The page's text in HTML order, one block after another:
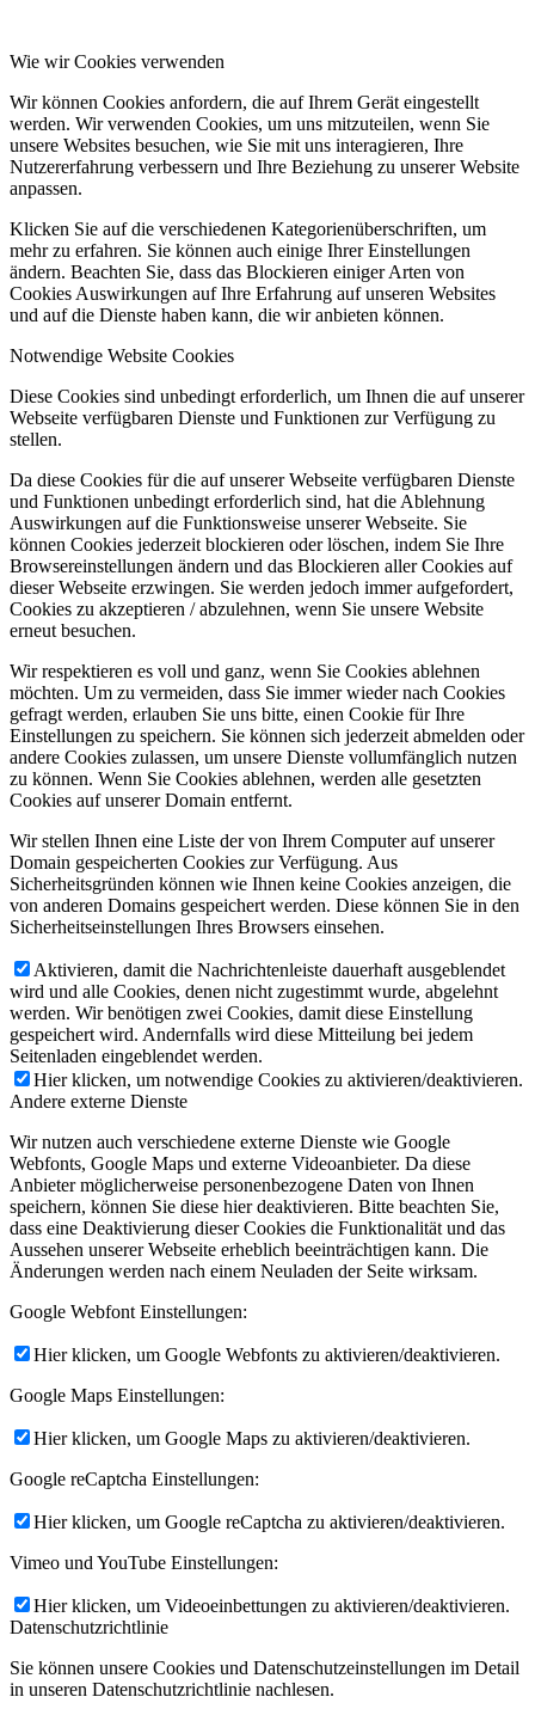
Wie wir Cookies verwenden
Wir können Cookies anfordern, die auf Ihrem Gerät eingestellt
werden. Wir verwenden Cookies, um uns mitzuteilen, wenn Sie
unsere Websites besuchen, wie Sie mit uns interagieren, Ihre
Nutzererfahrung verbessern und Ihre Beziehung zu unserer Website
anpassen.
Klicken Sie auf die verschiedenen Kategorienüberschriften, um
mehr zu erfahren. Sie können auch einige Ihrer Einstellungen
ändern. Beachten Sie, dass das Blockieren einiger Arten von
Cookies Auswirkungen auf Ihre Erfahrung auf unseren Websites
und auf die Dienste haben kann, die wir anbieten können.
Notwendige Website Cookies
Diese Cookies sind unbedingt erforderlich, um Ihnen die auf unserer
Webseite verfügbaren Dienste und Funktionen zur Verfügung zu
stellen.
Da diese Cookies für die auf unserer Webseite verfügbaren Dienste
und Funktionen unbedingt erforderlich sind, hat die Ablehnung
Auswirkungen auf die Funktionsweise unserer Webseite. Sie
können Cookies jederzeit blockieren oder löschen, indem Sie Ihre
Browsereinstellungen ändern und das Blockieren aller Cookies auf
dieser Webseite erzwingen. Sie werden jedoch immer aufgefordert,
Cookies zu akzeptieren / abzulehnen, wenn Sie unsere Website
erneut besuchen.
Wir respektieren es voll und ganz, wenn Sie Cookies ablehnen
möchten. Um zu vermeiden, dass Sie immer wieder nach Cookies
gefragt werden, erlauben Sie uns bitte, einen Cookie für Ihre
Einstellungen zu speichern. Sie können sich jederzeit abmelden oder
andere Cookies zulassen, um unsere Dienste vollumfänglich nutzen
zu können. Wenn Sie Cookies ablehnen, werden alle gesetzten
Cookies auf unserer Domain entfernt.
Wir stellen Ihnen eine Liste der von Ihrem Computer auf unserer
Domain gespeicherten Cookies zur Verfügung. Aus
Sicherheitsgründen können wie Ihnen keine Cookies anzeigen, die
von anderen Domains gespeichert werden. Diese können Sie in den
Sicherheitseinstellungen Ihres Browsers einsehen.
Aktivieren, damit die Nachrichtenleiste dauerhaft ausgeblendet
wird und alle Cookies, denen nicht zugestimmt wurde, abgelehnt
werden. Wir benötigen zwei Cookies, damit diese Einstellung
gespeichert wird. Andernfalls wird diese Mitteilung bei jedem
Seitenladen eingeblendet werden.
Hier klicken, um notwendige Cookies zu aktivieren/deaktivieren.
Andere externe Dienste
Wir nutzen auch verschiedene externe Dienste wie Google
Webfonts, Google Maps und externe Videoanbieter. Da diese
Anbieter möglicherweise personenbezogene Daten von Ihnen
speichern, können Sie diese hier deaktivieren. Bitte beachten Sie,
dass eine Deaktivierung dieser Cookies die Funktionalität und das
Aussehen unserer Webseite erheblich beeinträchtigen kann. Die
Änderungen werden nach einem Neuladen der Seite wirksam.
Google Webfont Einstellungen:
Hier klicken, um Google Webfonts zu aktivieren/deaktivieren.
Google Maps Einstellungen:
Hier klicken, um Google Maps zu aktivieren/deaktivieren.
Google reCaptcha Einstellungen:
Hier klicken, um Google reCaptcha zu aktivieren/deaktivieren.
Vimeo und YouTube Einstellungen:
Hier klicken, um Videoeinbettungen zu aktivieren/deaktivieren.
Datenschutzrichtlinie
Sie können unsere Cookies und Datenschutzeinstellungen im Detail
in unseren Datenschutzrichtlinie nachlesen.